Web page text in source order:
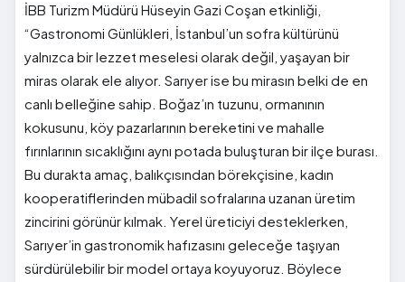
İBB Turizm Müdürü Hüseyin Gazi Coşan etkinliği,
“Gastronomi Günlükleri, İstanbul’un sofra kültürünü
yalnızca bir lezzet meselesi olarak değil, yaşayan bir
miras olarak ele alıyor. Sarıyer ise bu mirasın belki de en
canlı belleğine sahip. Boğaz’ın tuzunu, ormanının
kokusunu, köy pazarlarının bereketini ve mahalle
fırınlarının sıcaklığını aynı potada buluşturan bir ilçe burası.
Bu durakta amaç, balıkçısından börekçisine, kadın
kooperatiflerinden mübadil sofralarına uzanan üretim
zincirini görünür kılmak. Yerel üreticiyi desteklerken,
Sarıyer’in gastronomik hafızasını geleceğe taşıyan
sürdürülebilir bir model ortaya koyuyoruz. Böylece